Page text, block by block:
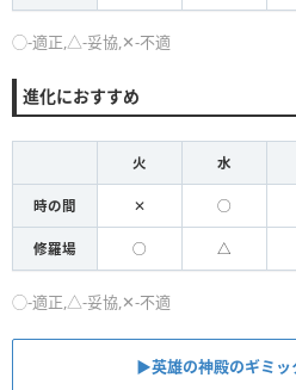
◯-適正,△-妥協,✕-不適
進化におすすめ
火 水
時の間 ✕ ◯
修羅場 ◯ △
◯-適正,△-妥協,✕-不適
▶英雄の神殿のギミッ